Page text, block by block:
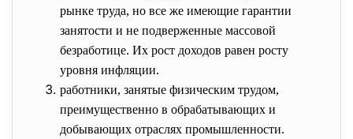
рынке труда, но все же имеющие гарантии
занятости и не подверженные массовой
безработице. Их рост доходов равен росту
уровня инфляции.
работники, занятые физическим трудом,
преимущественно в обрабатывающих и
добывающих отраслях промышленности.